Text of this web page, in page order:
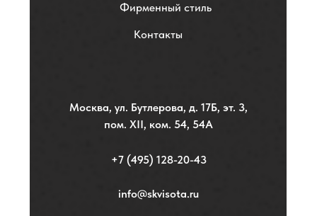
Фирменный стиль
Контакты
+7 (495) 128-20-43
info@skvisota.ru
Москва, ул. Бутлерова, д. 17Б, эт. 3,
пом. XII, ком. 54, 54А